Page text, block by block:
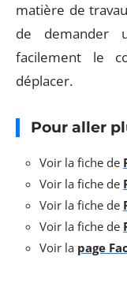
matière de
de demander
facilement le
déplacer.
Pour aller
Voir la fiche de
Voir la fiche de
Voir la fiche de
Voir la fiche de
Voir la page